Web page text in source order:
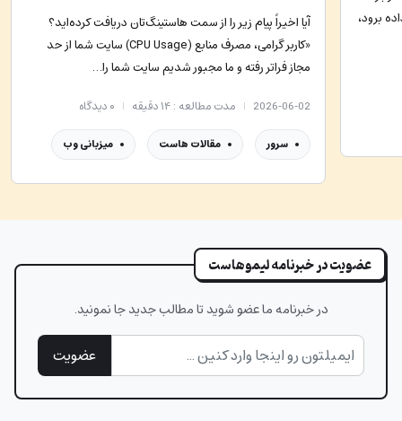
برود،
آیا اخیراً پیام زیر را از سمت هاستینگ‌تان دریافت کرده‌اید؟
«کاربر گرامی، مصرف منابع (CPU Usage) سایت شما از حد
مجاز فراتر رفته و ما مجبور شدیم سایت شما را…
2026-06-02 مدت مطالعه : ۱۴ دقیقه ۰دیدگاه
سرور مقالات هاست میزبانی وب
عضویت در خبرنامه لیموهاست
در خبرنامه ما عضو شوید تا مطالب جدید جا نمونید.
عضویت